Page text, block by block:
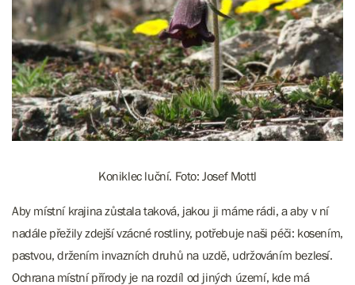
Koniklec luční. Foto: Josef Mottl
Aby místní krajina zůstala taková, jakou ji máme rádi, a aby v ní
nadále přežily zdejší vzácné rostliny, potřebuje naši péči: kosením,
pastvou, držením invazních druhů na uzdě, udržováním bezlesí.
Ochrana místní přírody je na rozdíl od jiných území, kde má